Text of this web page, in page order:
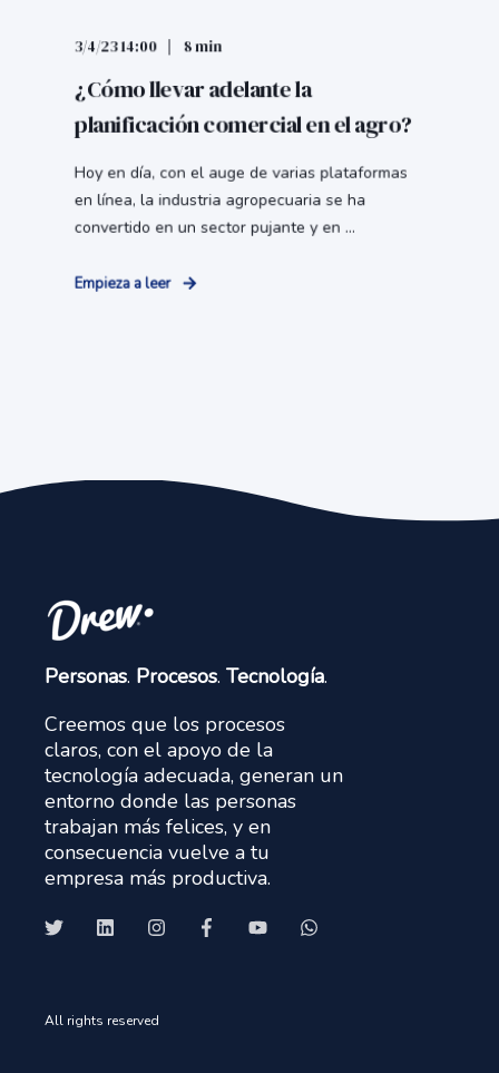
3/4/23 14:00 8 min
¿Cómo llevar adelante la
planificación comercial en el agro?
Hoy en día, con el auge de varias plataformas
en línea, la industria agropecuaria se ha
convertido en un sector pujante y en ...
Empieza a leer
Personas. Procesos. Tecnología.
Creemos que los procesos
claros, con el apoyo de la
tecnología adecuada, generan un
entorno donde las personas
trabajan más felices, y en
consecuencia vuelve a tu
empresa más productiva.
All rights reserved